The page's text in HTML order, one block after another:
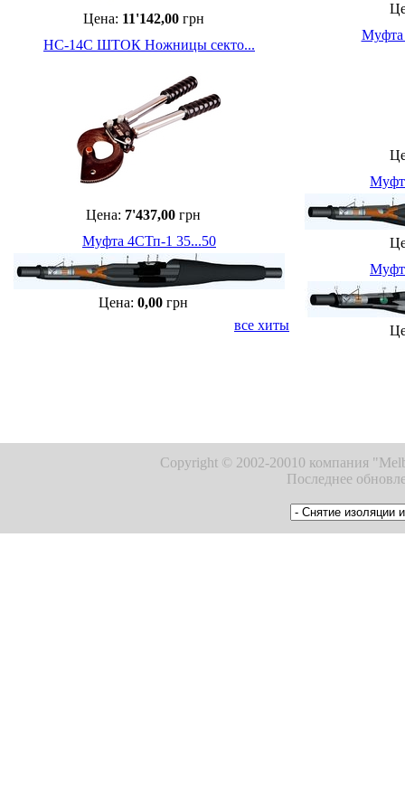
Цена: 11'142,00грн
НС-14С ШТОК Ножницы секто...
Цена: 7'437,00 грн
Муфта 4СТп-1 35...50
Цена: 0,00 грн
все хиты
Муфта
Copyright © 2002-20010 компания
Последнее